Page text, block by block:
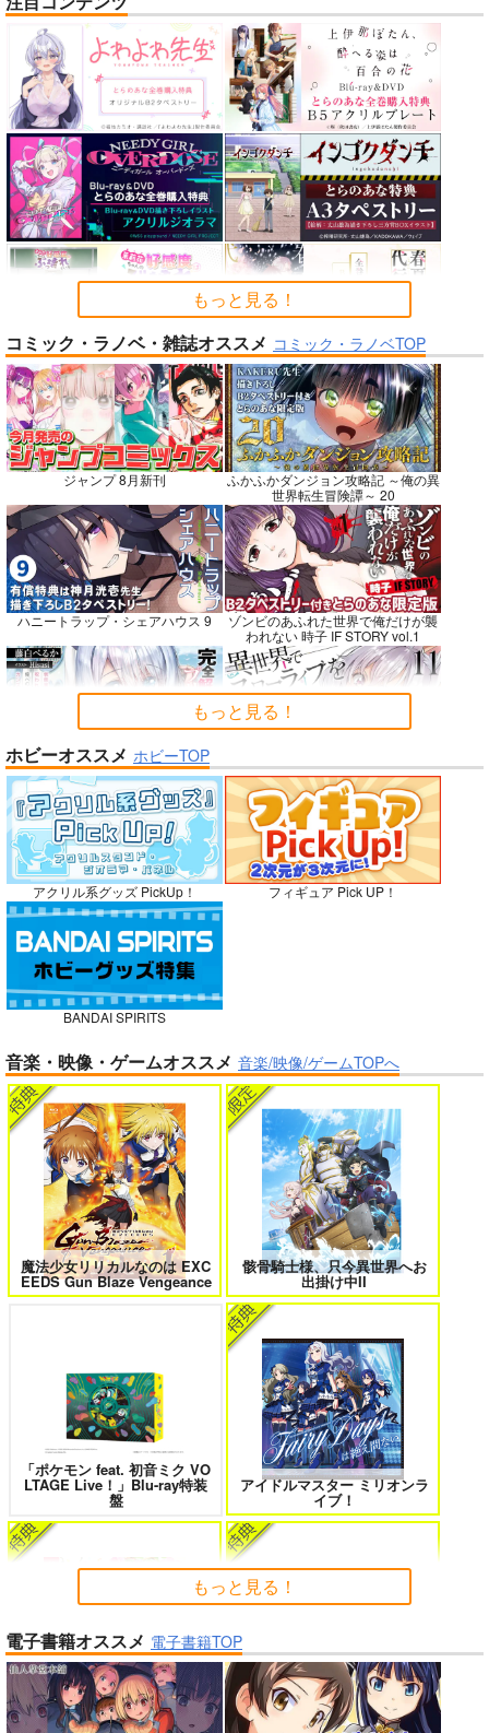
nanka A kanji no titl
ハイパーソニックソウ
ル
2,200円（税込）
Fate/Grand Order
インドラ
近藤勇
サンプル
カート
作って食べよう陸軍
飯-野外炊事・携行食
編-
シオサイ。
専売 1,100円（税込）
ミリタリー
サンプル
カート
公王様のおしごと
C:設計室
700円（税込）
シャリア・ブル
アルテイシア
サンプル
カート
No.6
悪縁
ぽむ屋
770円（税込）
Fate/Grand Order
マシュ・キリエライト
サンプル
カート
No.8
RED nankaAkanjino
OMNIBUS
ハイパーソニックソウ
ル
3,025 （税込）
Fate/Grand Order
カルナ
アルジュナ
サンプル
カート
No.8
社畜巡礼記３ 南米ス
ペシャル
赤茄子労働組合
専売 1,375円（税込）
Dr.STONE
七海龍水
氷月
サンプル
カート
No.10
BLUE nankaAkanjin
oOMNIBUS
ハイパーソニックソウ
3,025円（税込）
Fate/Grand Order
アルジュナ
カルナ
サンプル
もっと見る！
コミック・ラノベ・雑誌オススメ コミック・ラノベTOP
ジャンプ 8月新刊
ふかふかダンジョン攻略記 ～俺の異
世界転生冒険譚～ 20
ハニートラップ・シェアハウス 9
ゾンビのあふれた世界で俺だけが襲
われない 時子 IF STORY vol.1
完全解呪のプリースト 2
嫁候補、うちに住むらしい。 #古民
家・美少女3人・耳付き幼馴染
禁断で禁断じゃないちょっと禁断な
義兄妹ラブコメは未遂えっちから始
英雄戦記～ 10
ボクの理想の異世界生活 転生したら
ケモ耳娘だらけの世界でハーレムに
3
異世界から来た君と共に過ごす日常
2
エロゲの鬱エンドからヒロイン達を
救済したら 2
女友達は頼めば意外とヤらせてくれ
る 8
HELL’o WORK！～賽の河原で積石
を崩すだけの簡単なお仕事って聞い
たのに～
よくある令嬢転生だと思ったのに 5
もっと見る！
ホビーオススメ ホビーTOP
アクリル系グッズ PickUp！ フィギュア Pick UP！
BANDAI SPIRITS
音楽・映像・ゲームオススメ 音楽/映像/ゲームTOPへ
魔法少女リリカルなのは EXC
EEDS Gun Blaze Vengeance
骸骨騎士様、只今異世界へお
出掛け中II
「ポケモン feat. 初音ミク VO
LTAGE Live！」Blu-ray特装
盤
アイドルマスター ミリオンラ
イブ！
Peachful Story(通常盤)/桃鈴
ねね
「魔法少女リリカルなのは EX
CEEDS Gun Blaze Vengeanc
e」オープニングテーマ CRIM
SON BULLET/水樹奈々
もっと見る！
電子書籍オススメ 電子書籍TOP